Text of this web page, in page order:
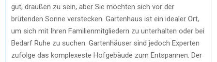
gut, draußen zu sein, aber Sie möchten sich vor der
brütenden Sonne verstecken. Gartenhaus ist ein idealer Ort,
um sich mit Ihren Familienmitgliedern zu unterhalten oder bei
Bedarf Ruhe zu suchen. Gartenhäuser sind jedoch Experten
zufolge das komplexeste Hofgebäude zum Entspannen. Der